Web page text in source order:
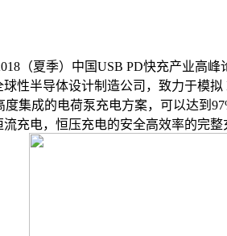
（夏季）中国USB PD快充产业高
性半导体设计制造公司，致力于模
度集成的电荷泵充电方案，可以达
充电，恒压充电的安全高效率的完